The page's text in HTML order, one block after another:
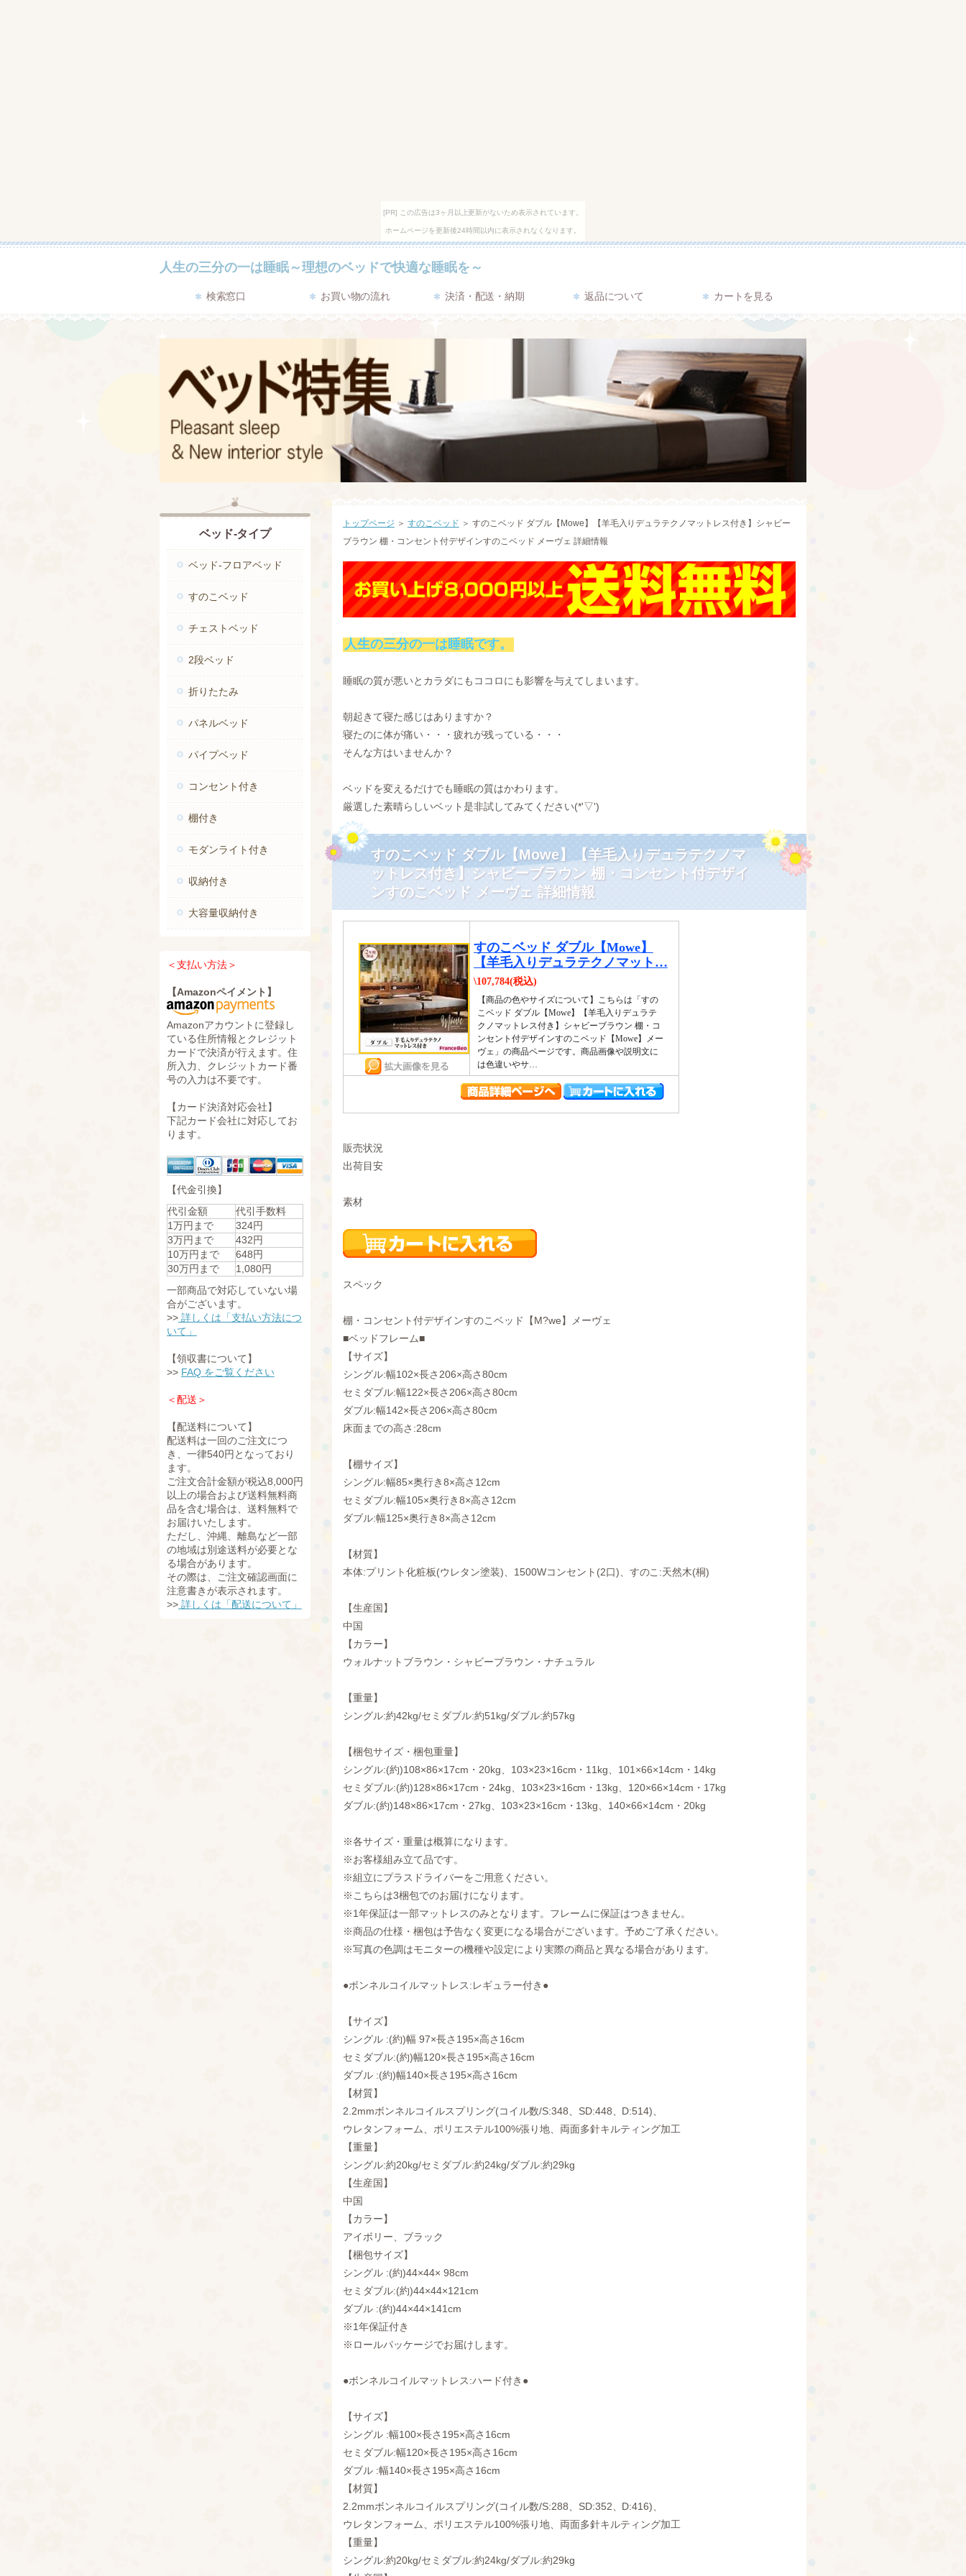
[PR] この広告は3ヶ月以上更新がないため表示されています。
ホームページを更新後24時間以内に表示されなくなります。
人生の三分の一は睡眠～理想のベッドで快適な睡眠を～
検索窓口 お買い物の流れ 決済・配送・納期 返品について カートを見る
トップページ ＞ すのこベッド ＞ すのこベッド ダブル【Mowe】【羊毛入りデュラテクノマットレス付き】シャビー
ブラウン 棚・コンセント付デザインすのこベッド メーヴェ 詳細情報
人生の三分の一は睡眠です。
睡眠の質が悪いとカラダにもココロにも影響を与えてしまいます。
朝起きて寝た感じはありますか？
寝たのに体が痛い・・・疲れが残っている・・・
そんな方はいませんか？
ベッドを変えるだけでも睡眠の質はかわります。
厳選した素晴らしいベット是非試してみてください(*'▽')
すのこベッド ダブル【Mowe】【羊毛入りデュラテクノマ
ットレス付き】シャビーブラウン 棚・コンセント付デザイ
ンすのこベッド メーヴェ 詳細情報
すのこベッド ダブル【Mowe】
【羊毛入りデュラテクノマット…
\107,784(税込)
【商品の色やサイズについて】こちらは「すの
こベッド ダブル【Mowe】【羊毛入りデュラテ
クノマットレス付き】シャビーブラウン 棚・コ
ンセント付デザインすのこベッド【Mowe】メー
ヴェ」の商品ページです。商品画像や説明文に
は色違いやサ…
販売状況
出荷目安
素材
スペック
棚・コンセント付デザインすのこベッド【M?we】メーヴェ
■ベッドフレーム■
【サイズ】
シングル:幅102×長さ206×高さ80cm
セミダブル:幅122×長さ206×高さ80cm
ダブル:幅142×長さ206×高さ80cm
床面までの高さ:28cm
【棚サイズ】
シングル:幅85×奥行き8×高さ12cm
セミダブル:幅105×奥行き8×高さ12cm
ダブル:幅125×奥行き8×高さ12cm
【材質】
本体:プリント化粧板(ウレタン塗装)、1500Wコンセント(2口)、すのこ:天然木(桐)
【生産国】
中国
【カラー】
ウォルナットブラウン・シャビーブラウン・ナチュラル
【重量】
シングル:約42kg/セミダブル:約51kg/ダブル:約57kg
【梱包サイズ・梱包重量】
シングル:(約)108×86×17cm・20kg、103×23×16cm・11kg、101×66×14cm・14kg
セミダブル:(約)128×86×17cm・24kg、103×23×16cm・13kg、120×66×14cm・17kg
ダブル:(約)148×86×17cm・27kg、103×23×16cm・13kg、140×66×14cm・20kg
※各サイズ・重量は概算になります。
※お客様組み立て品です。
※組立にプラスドライバーをご用意ください。
※こちらは3梱包でのお届けになります。
※1年保証は一部マットレスのみとなります。フレームに保証はつきません。
※商品の仕様・梱包は予告なく変更になる場合がございます。予めご了承ください。
※写真の色調はモニターの機種や設定により実際の商品と異なる場合があります。
●ボンネルコイルマットレス:レギュラー付き●
【サイズ】
シングル :(約)幅 97×長さ195×高さ16cm
セミダブル:(約)幅120×長さ195×高さ16cm
ダブル :(約)幅140×長さ195×高さ16cm
【材質】
2.2mmボンネルコイルスプリング(コイル数/S:348、SD:448、D:514)、
ウレタンフォーム、ポリエステル100%張り地、両面多針キルティング加工
【重量】
シングル:約20kg/セミダブル:約24kg/ダブル:約29kg
【生産国】
中国
【カラー】
アイボリー、ブラック
【梱包サイズ】
シングル :(約)44×44× 98cm
セミダブル:(約)44×44×121cm
ダブル :(約)44×44×141cm
※1年保証付き
※ロールパッケージでお届けします。
●ボンネルコイルマットレス:ハード付き●
【サイズ】
シングル :幅100×長さ195×高さ16cm
セミダブル:幅120×長さ195×高さ16cm
ダブル :幅140×長さ195×高さ16cm
【材質】
2.2mmボンネルコイルスプリング(コイル数/S:288、SD:352、D:416)、
ウレタンフォーム、ポリエステル100%張り地、両面多針キルティング加工
【重量】
シングル:約20kg/セミダブル:約24kg/ダブル:約29kg
ベッド-タイプ
ベッド-フロアベッド
すのこベッド
チェストベッド
2段ベッド
折りたたみ
パネルベッド
パイプベッド
コンセント付き
棚付き
モダンライト付き
収納付き
大容量収納付き
＜支払い方法＞
【Amazonペイメント】
Amazonアカウントに登録し
ている住所情報とクレジット
カードで決済が行えます。住
所入力、クレジットカード番
号の入力は不要です。
【カード決済対応会社】
下記カード会社に対応してお
ります。
【代金引換】
代引金額
代引手数料
1万円まで
324円
3万円まで
432円
10万円まで
648円
30万円まで
1,080円
一部商品で対応していない場
合がございます。
>>詳しくは「支払い方法につ
いて」
【領収書について】
>> FAQ をご覧ください
＜配送＞
【配送料について】
配送料は一回のご注文につ
き、一律540円となっており
ます。
ご注文合計金額が税込8,000円
以上の場合および送料無料商
品を含む場合は、送料無料で
お届けいたします。
ただし、沖縄、離島など一部
の地域は別途送料が必要とな
る場合があります。
その際は、ご注文確認画面に
注意書きが表示されます。
>>詳しくは「配送について」